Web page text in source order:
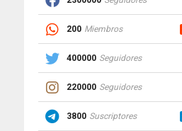
200 Miembros
400000 Seguidores
220000 Seguidores
3800 Suscriptores